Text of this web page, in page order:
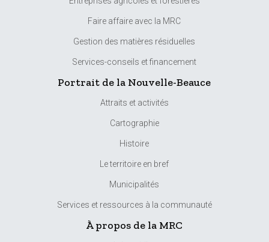
Faire affaire avec la MRC
Gestion des matières résiduelles
Services-conseils et financement
Portrait de la Nouvelle-Beauce
Attraits et activités
Cartographie
Histoire
Le territoire en bref
Municipalités
Services et ressources à la communauté
À propos de la MRC